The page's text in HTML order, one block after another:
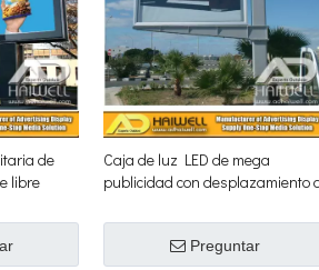
de
libre
Caja de luz LED de mega
publicidad con desplazamiento
Preguntar